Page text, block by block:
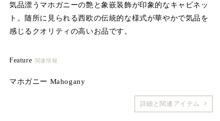
(1)
を
開
く
気品漂うマホガニーの艶と象嵌装飾が印象的なキャビネッ
ト。随所に見られる西欧の伝統的な様式が華やかで気品を
感じるクオリティの高いお品です。
Feature 関連情報
マホガニー Mahogany
詳細と関連アイテム